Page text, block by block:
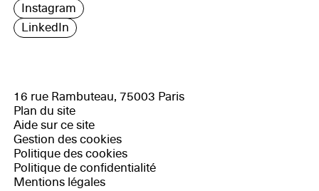
Instagram
LinkedIn
16 rue Rambuteau, 75003 Paris
Plan du site
Aide sur ce site
Gestion des cookies
Politique des cookies
Politique de confidentialité
Mentions légales